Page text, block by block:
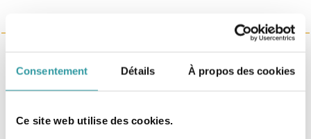
Consentement Détails À propos des cookies
Ce site web utilise des cookies.
DEVENIR HYPNOTHÉRAPEUTE
Edupsy® est dirigé
par Anny REY :